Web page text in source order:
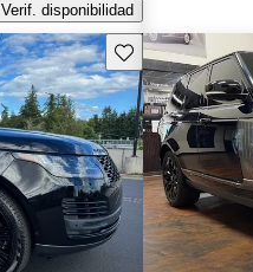
Verif. disponibilidad
Guarda este Aviso